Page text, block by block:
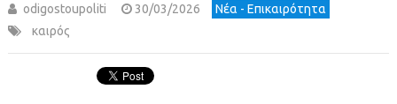
odigostoupoliti 30/03/2026
Νέα - Επικαιρότητα
καιρός